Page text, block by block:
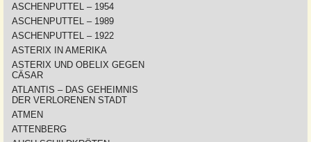
ASCHENPUTTEL – 1954
ASCHENPUTTEL – 1989
ASCHENPUTTEL – 1922
ASTERIX IN AMERIKA
ASTERIX UND OBELIX GEGEN
CÄSAR
ATLANTIS – DAS GEHEIMNIS
DER VERLORENEN STADT
ATMEN
ATTENBERG